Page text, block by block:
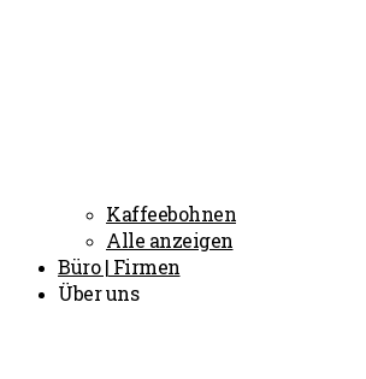
Kaffeebohnen
Alle anzeigen
Büro | Firmen
Über uns